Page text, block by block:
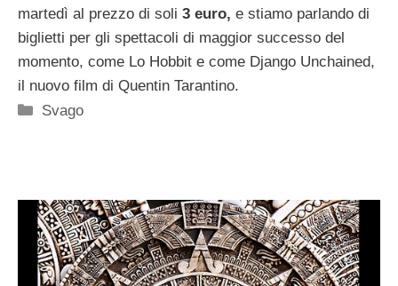
martedì al prezzo di soli 3 euro, e stiamo parlando di
biglietti per gli spettacoli di maggior successo del
momento, come Lo Hobbit e come Django Unchained,
il nuovo film di Quentin Tarantino.
Categorie
Svago